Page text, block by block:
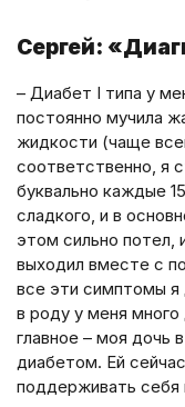
Сергей:
– Диабет I типа у
постоянно мучила
жидкости (чаще
соответственно, я
буквально каждые
сладкого, и в
этом сильно потел,
выходил вместе с
все эти симптомы я
в роду у меня
главное – моя дочь
диабетом. Ей
поддерживать